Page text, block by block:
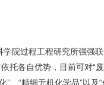
学院过程工程研究所强强
托各自优势，目前可对“
”、“精细无机化学品”以及